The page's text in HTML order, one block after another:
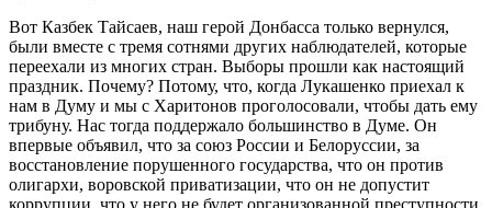
Вот Казбек Тайсаев, наш герой Донбасса только вернулся,
были вместе с тремя сотнями других наблюдателей, которые
переехали из многих стран. Выборы прошли как настоящий
праздник. Почему? Потому, что, когда Лукашенко приехал к
нам в Думу и мы с Харитонов проголосовали, чтобы дать ему
трибуну. Нас тогда поддержало большинство в Думе. Он
впервые объявил, что за союз России и Белоруссии, за
восстановление порушенного государства, что он против
олигархи, воровской приватизации, что он не допустит
коррупции, что у него не будет организованной преступности